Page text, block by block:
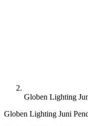
Globen Lighting
Globen Lighting Juni